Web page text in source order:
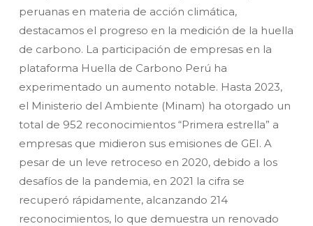
peruanas en materia de acción climática,
destacamos el progreso en la medición de la huella
de carbono. La participación de empresas en la
plataforma Huella de Carbono Perú ha
experimentado un aumento notable. Hasta 2023,
el Ministerio del Ambiente (Minam) ha otorgado un
total de 952 reconocimientos “Primera estrella” a
empresas que midieron sus emisiones de GEI. A
pesar de un leve retroceso en 2020, debido a los
desafíos de la pandemia, en 2021 la cifra se
recuperó rápidamente, alcanzando 214
reconocimientos, lo que demuestra un renovado